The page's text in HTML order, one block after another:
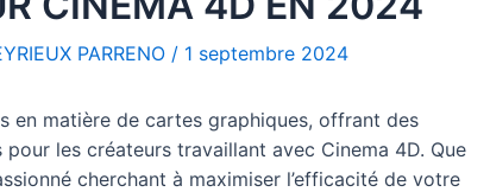
PARRENO / 1 septembre 2024
en matière de cartes graphiques, offrant des
les créateurs travaillant avec Cinema 4D. Que
cherchant à maximiser l’efficacité de votre